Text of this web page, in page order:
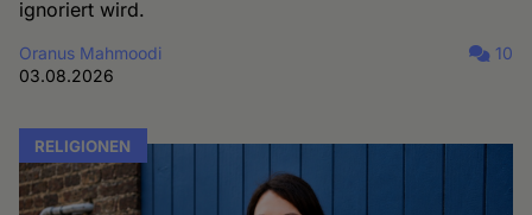
ignoriert wird.
Oranus Mahmoodi
03.08.2026
10
RELIGIONEN